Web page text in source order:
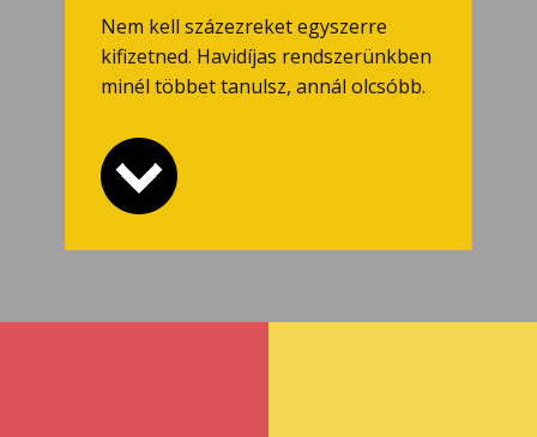
Nem kell százezreket egyszerre
kifizetned. Havidíjas rendszerünkben
minél többet tanulsz, annál olcsóbb.